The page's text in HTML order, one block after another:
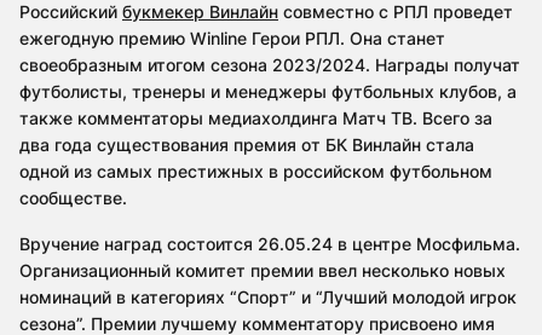
Российский букмекер Винлайн совместно с РПЛ проведет
ежегодную премию Winline Герои РПЛ. Она станет
своеобразным итогом сезона 2023/2024. Награды получат
футболисты, тренеры и менеджеры футбольных клубов, а
также комментаторы медиахолдинга Матч ТВ. Всего за
два года существования премия от БК Винлайн стала
одной из самых престижных в российском футбольном
сообществе.
Вручение наград состоится 26.05.24 в центре Мосфильма.
Организационный комитет премии ввел несколько новых
номинаций в категориях “Спорт” и “Лучший молодой игрок
сезона”. Премии лучшему комментатору присвоено имя